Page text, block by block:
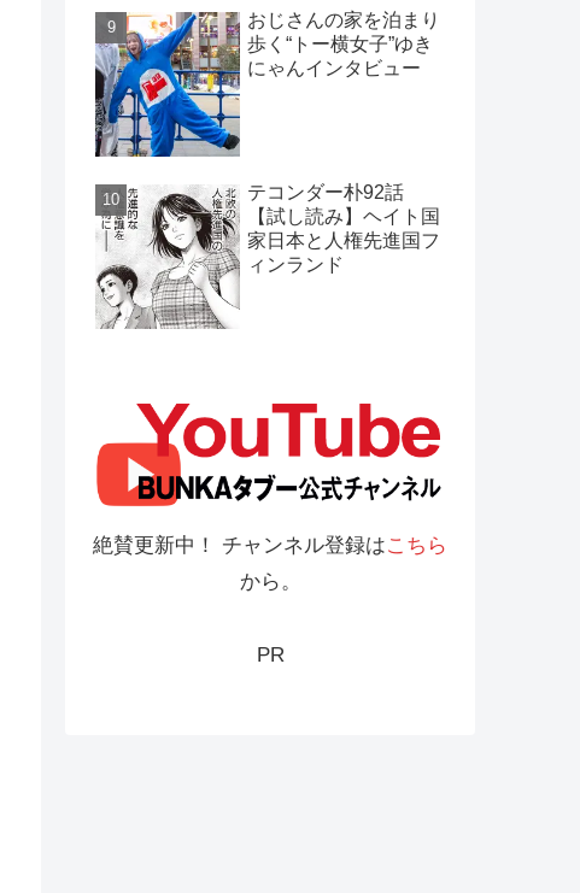
おじさんの家を泊まり
歩く“トー横女子”ゆき
にゃんインタビュー
テコンダー朴92話
【試し読み】ヘイト国
家日本と人権先進国フ
ィンランド
絶賛更新中！ チャンネル登録はこちら
から。
PR